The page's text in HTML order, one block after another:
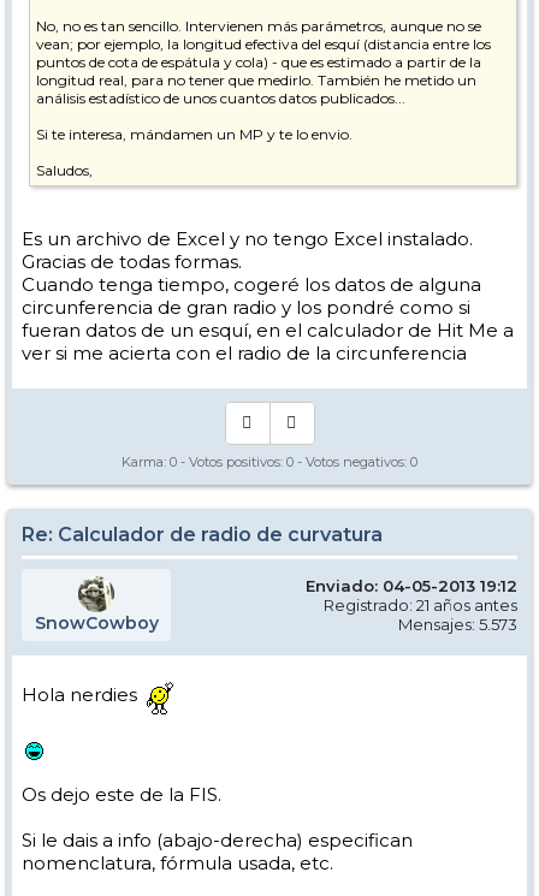
No, no es tan sencillo. Intervienen más parámetros, aunque no se
vean; por ejemplo, la longitud efectiva del esquí (distancia entre los
puntos de cota de espátula y cola) - que es estimado a partir de la
longitud real, para no tener que medirlo. También he metido un
análisis estadístico de unos cuantos datos publicados...
Si te interesa, mándamen un MP y te lo envio.
Saludos,
Es un archivo de Excel y no tengo Excel instalado.
Gracias de todas formas.
Cuando tenga tiempo, cogeré los datos de alguna
circunferencia de gran radio y los pondré como si
fueran datos de un esquí, en el calculador de Hit Me a
ver si me acierta con el radio de la circunferencia
Karma: 0 - Votos positivos: 0 - Votos negativos: 0
Re: Calculador de radio de curvatura
SnowCowboy
Enviado: 04-05-2013 19:12
Registrado: 21 años antes
Mensajes: 5.573
Hola nerdies
Os dejo este de la FIS.
Si le dais a info (abajo-derecha) especifican
nomenclatura, fórmula usada, etc.